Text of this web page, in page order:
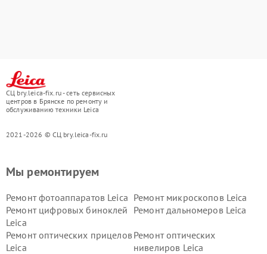
СЦ bry.leica-fix.ru - сеть сервисных
центров в Брянске по ремонту и
обслуживанию техники Leica
2021-2026 © СЦ bry.leica-fix.ru
Мы ремонтируем
Ремонт фотоаппаратов Leica Ремонт микроскопов Leica
Ремонт цифровых биноклей
Leica
Ремонт дальномеров Leica
Ремонт оптических прицелов
Leica
Ремонт оптических
нивелиров Leica